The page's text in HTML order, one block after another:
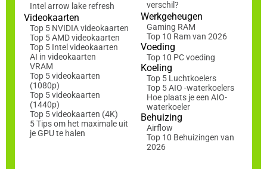
Intel arrow lake refresh
Videokaarten
Top 5 NVIDIA videokaarten
Top 5 AMD videokaarten
Top 5 Intel videokaarten
AI in videokaarten
VRAM
Top 5 videokaarten
(1080p)
Top 5 videokaarten
(1440p)
Top 5 videokaarten (4K)
5 Tips om het maximale uit
je GPU te halen
verschil?
Werkgeheugen
Gaming RAM
Top 10 Ram van 2026
Voeding
Top 10 PC voeding
Koeling
Top 5 Luchtkoelers
Top 5 AIO -waterkoelers
Hoe plaats je een AIO-
waterkoeler
Behuizing
Airflow
Top 10 Behuizingen van
2026